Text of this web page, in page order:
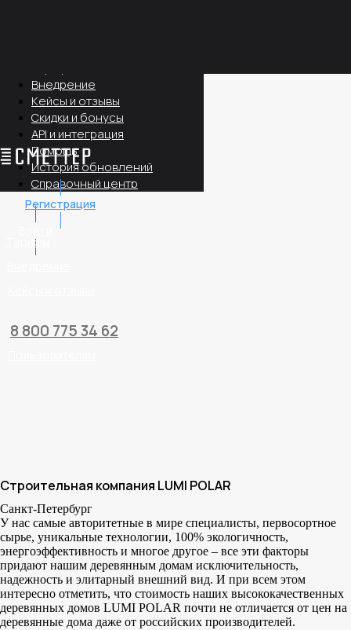
Регистрация
Тарифы
8 800 775 34 62
Внедрение
Кейсы и отзывы
Скидки и бонусы
API и интеграция
Помощь
История обновлений
Справочный центр
Строительная компания LUMI POLAR
Санкт-Петербург
У нас самые авторитетные в мире специалисты, первосортное
сырье, уникальные технологии, 100% экологичность,
энергоэффективность и многое другое – все эти факторы
придают нашим деревянным домам исключительность,
надежность и элитарный внешний вид. И при всем этом
интересно отметить, что стоимость наших высококачественных
деревянных домов LUMI POLAR почти не отличается от цен на
деревянные дома даже от российских производителей.